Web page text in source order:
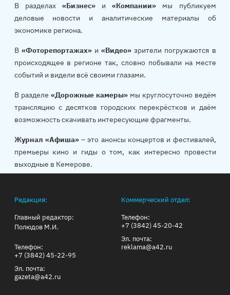
В разделах «Бизнес»и«Компании» мы публикуем
деловые новости и аналитические материалы об
экономике региона.
В «Фоторепортажах»и«Видео» зрители погружаются в
происходящее в регионе так, словно побывали на месте
событий и видели всё своими глазами.
В разделе «Дорожные камеры»мы круглосуточно ведём
трансляцию с десятков городских перекрёстков и даём
возможность скачивать интересующие фрагменты.
Журнал «Афиша»– это анонсы концертов и фестивалей,
премьеры кино и гиды о том, как интересно провести
выходные в Кемерове.
Редакция:
Главный редактор:
Полюдов М.И.
Телефон:
+7 (3842) 45-22-95
Эл. почта:
gazeta@a42.ru
Коммерческий отдел:
Телефон:
+7 (3842) 45-20-42
Эл. почта:
reklama@a42.ru